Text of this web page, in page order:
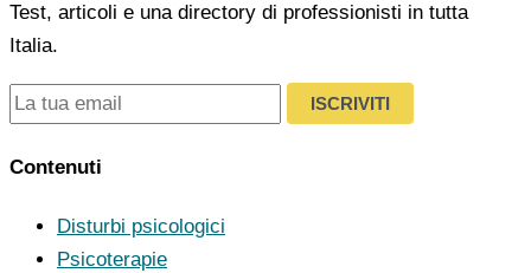
Test, articoli e una directory di professionisti in tutta
Italia.
ISCRIVITI
Contenuti
Disturbi psicologici
Psicoterapie